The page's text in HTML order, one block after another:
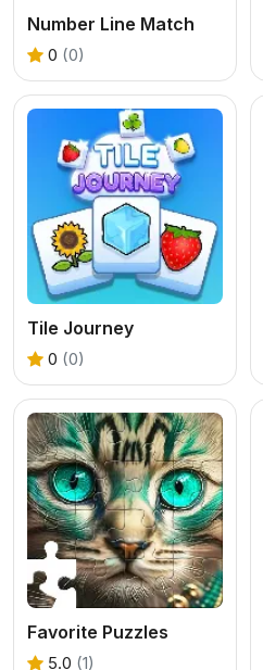
Number Line Match
0 (0)
Tile Journey
0 (0)
Favorite Puzzles
5.0 (1)